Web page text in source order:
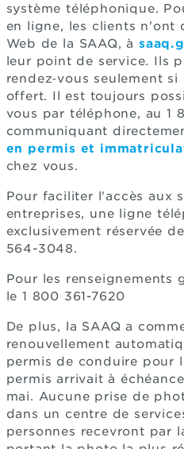
système téléphonique.
en ligne, les clients n'ont
Web de la SAAQ, à
leur point de service. Ils
rendez‑vous seulement
offert. Il est toujours
vous par téléphone, au 1
communiquant
en permis et
chez vous.
Pour faciliter l'accès aux
entreprises, une ligne
exclusivement réservée
564-3048.
Pour les renseignements
le 1 800 361-7620
De plus, la SAAQ a
renouvellement
permis de conduire pour
permis arrivait à
mai. Aucune prise de
dans un centre de
personnes recevront par